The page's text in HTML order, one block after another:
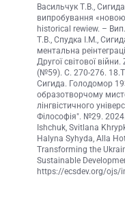
Васильчук Т.В.,
випробування
historical rewiew. –
Т.В., Спудка І.М.,
ментальна
Другої світової
(№59). С. 270-276.
Сигида. Голодомор
образотворчому
лінгвістичного
Філософія". №29.
Ishchuk, Svitlana
Halyna Syhyda, Alla
Transforming the
Sustainable
https://ecsdev.org/ojs/